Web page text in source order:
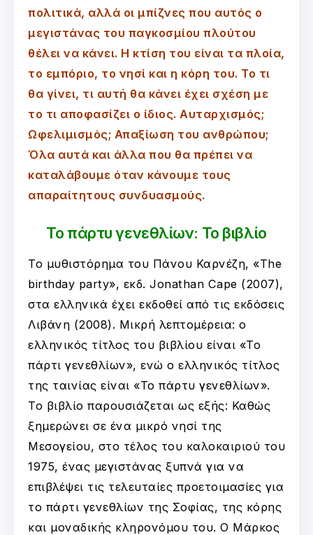
πολιτικά, αλλά οι μπίζνες που αυτός ο
μεγιστάνας του παγκοσμίου πλούτου
θέλει να κάνει. Η κτίση του είναι τα πλοία,
το εμπόριο, το νησί και η κόρη του. Το τι
θα γίνει, τι αυτή θα κάνει έχει σχέση με
το τι αποφασίζει ο ίδιος. Αυταρχισμός;
Ωφελιμισμός; Απαξίωση του ανθρώπου;
Όλα αυτά και άλλα που θα πρέπει να
καταλάβουμε όταν κάνουμε τους
απαραίτητους συνδυασμούς.
Το πάρτυ γενεθλίων: Το βιβλίο
Το μυθιστόρημα του Πάνου Καρνέζη, «The
birthday party», εκδ. Jonathan Cape (2007),
στα ελληνικά έχει εκδοθεί από τις εκδόσεις
Λιβάνη (2008). Μικρή λεπτομέρεια: ο
ελληνικός τίτλος του βιβλίου είναι «Το
πάρτι γενεθλίων», ενώ ο ελληνικός τίτλος
της ταινίας είναι «Το πάρτυ γενεθλίων».
Το βιβλίο παρουσιάζεται ως εξής: Καθώς
ξημερώνει σε ένα μικρό νησί της
Μεσογείου, στο τέλος του καλοκαιριού του
1975, ένας μεγιστάνας ξυπνά για να
επιβλέψει τις τελευταίες προετοιμασίες για
το πάρτι γενεθλίων της Σοφίας, της κόρης
και μοναδικής κληρονόμου του. Ο Μάρκος